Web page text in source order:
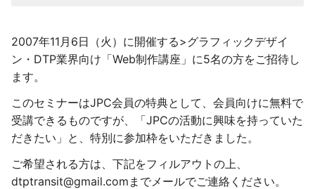
2007年11月6日（火）に開催する>グラフィックデザイ
ン・DTP業界向け「Web制作講座」に5名の方をご招待し
ます。
このセミナーはJPC会員の特典として、会員向けに無料で
受講できるものですが、「JPCの活動に興味を持っていた
だきたい」と、特別に参加枠をいただきました。
ご希望される方は、下記をフィルアウトの上、
dtptransit@gmail.comまでメールでご連絡ください。